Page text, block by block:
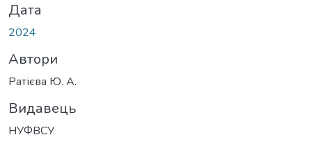
Дата
2024
Автори
Ратієва Ю. А.
Видавець
НУФВСУ